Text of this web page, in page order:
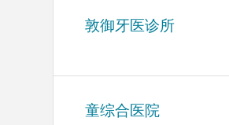
敦御牙医诊所
童综合医院